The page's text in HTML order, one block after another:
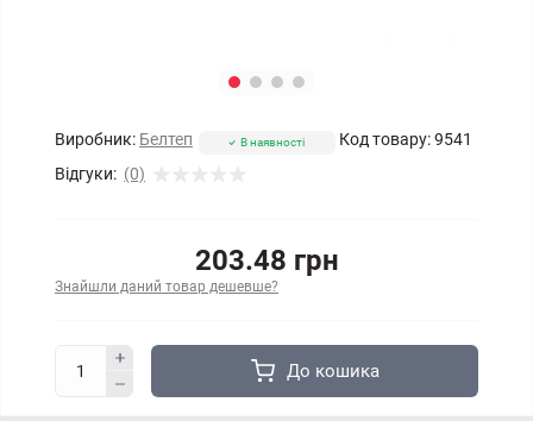
Виробник: Белтеп Код товару: 9541
Відгуки: (0)
В наявності
203.48 грн
Знайшли даний товар дешевше?
До кошика